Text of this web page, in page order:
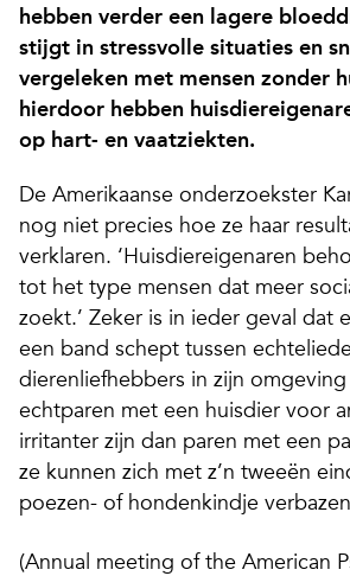
hebben verder een lagere
stijgt in stressvolle situaties en
vergeleken met mensen zonder
hierdoor hebben
op hart- en vaatziekten.
De Amerikaanse onderzoekster
nog niet precies hoe ze haar
verklaren. ‘Huisdiereigenaren
tot het type mensen dat meer
zoekt.’ Zeker is in ieder geval dat
een band schept tussen
dierenliefhebbers in zijn
echtparen met een huisdier voor
irritanter zijn dan paren met een
ze kunnen zich met z’n tweeën
poezen- of hondenkindje
(Annual meeting of the American